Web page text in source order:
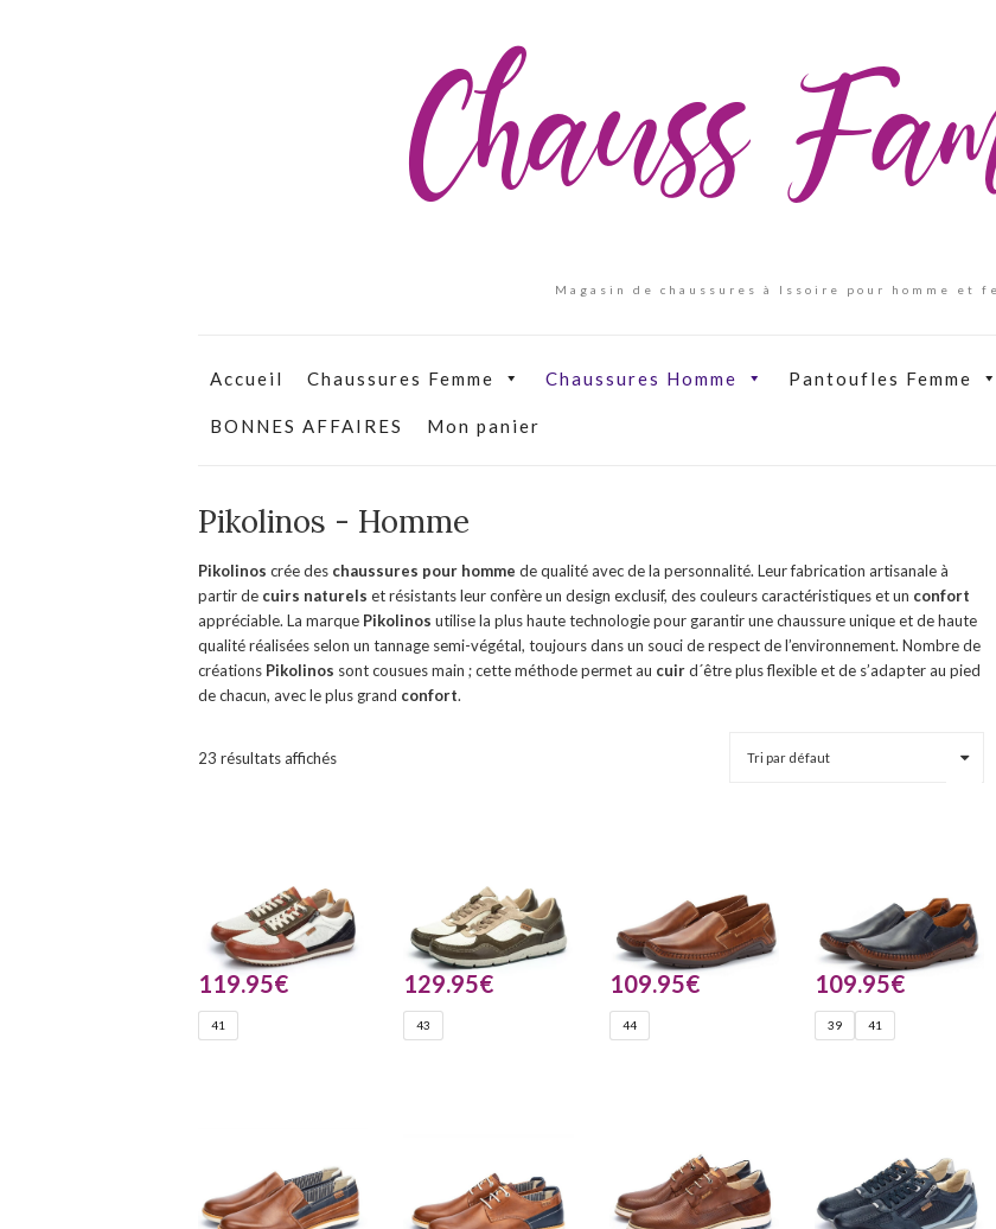
Chauss
Magasin de chaussures à Issoire pour homme et
Accueil Chaussures Femme Chaussures Homme Pantoufles Femme
BONNES AFFAIRES Mon panier
Pikolinos - Homme
Pikolinos crée des chaussures pour homme de qualité avec de la personnalité. Leur fabrication artisanale à
partir de cuirs naturels et résistants leur confère un design exclusif, des couleurs caractéristiques et un confort
appréciable. La marque Pikolinos utilise la plus haute technologie pour garantir une chaussure unique et de haute
qualité réalisées selon un tannage semi-végétal, toujours dans un souci de respect de l’environnement. Nombre de
créations Pikolinos sont cousues main ; cette méthode permet au cuird´être plus flexible et de s’adapter au pied
de chacun, avec le plus grand confort.
23 résultats affichés
119.95€
41
129.95€
43
109.95€
44
109.95€
39 41